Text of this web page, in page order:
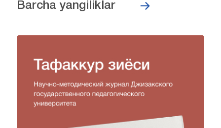
Barcha yangiliklar